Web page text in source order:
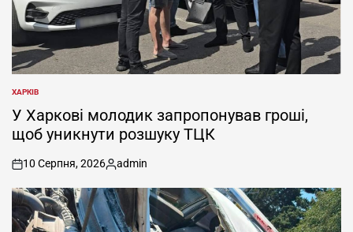
ОПУБЛІКУВАТИ
У
ХАРКІВ
У Харкові молодик запропонував гроші,
щоб уникнути розшуку ТЦК
on
10 Серпня, 2026
Опубліковано
admin